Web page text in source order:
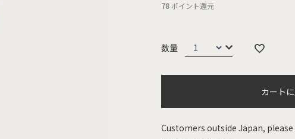
78ポイント還元
カート
Customers outside Japan,